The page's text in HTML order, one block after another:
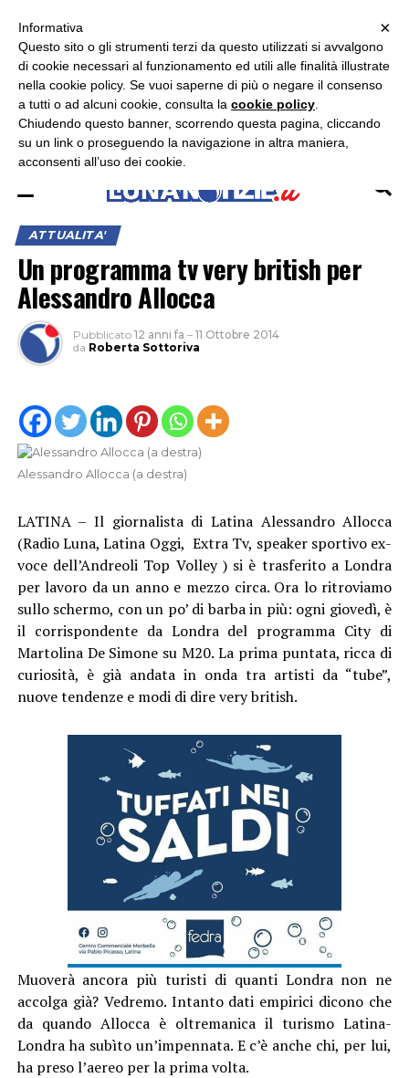
ASCOLTA RADIO LUNA
ATTUALITA'
Un programma tv very british per
Alessandro Allocca
Pubblicato 12 anni fa – 11 Ottobre 2014
da Roberta Sottoriva
Alessandro Allocca (a destra)
LATINA – Il giornalista di Latina Alessandro Allocca
(Radio Luna, Latina Oggi, Extra Tv, speaker sportivo ex-
voce dell’Andreoli Top Volley ) si è trasferito a Londra
per lavoro da un anno e mezzo circa. Ora lo ritroviamo
sullo schermo, con un po’ di barba in più: ogni giovedì, è
il corrispondente da Londra del programma City di
Martolina De Simone su M20. La prima puntata, ricca di
curiosità, è già andata in onda tra artisti da “tube”,
nuove tendenze e modi di dire very british.
Muoverà ancora più turisti di quanti Londra non ne
accolga già? Vedremo. Intanto dati empirici dicono che
da quando Allocca è oltremanica il turismo Latina-
Londra ha subìto un’impennata. E c’è anche chi, per lui,
ha preso l’aereo per la prima volta.
×
×
Informativa
Questo sito o gli strumenti terzi da questo utilizzati si avvalgono
di cookie necessari al funzionamento ed utili alle finalità illustrate
nella cookie policy. Se vuoi saperne di più o negare il consenso
a tutti o ad alcuni cookie, consulta la cookie policy
Chiudendo questo banner, scorrendo questa pagina, cliccando
su un link o proseguendo la navigazione in altra maniera,
acconsenti all’uso dei cookie.